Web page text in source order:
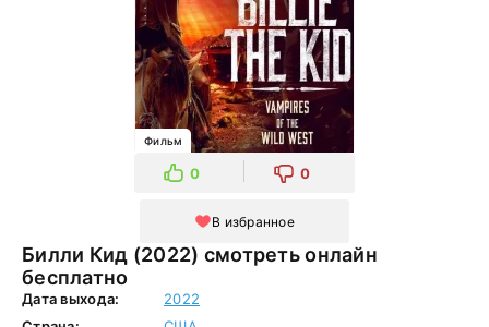
Билли Кид (2022) смотреть онлайн
бесплатно
Фильм
0 0
В избранное
Дата выхода:
2022